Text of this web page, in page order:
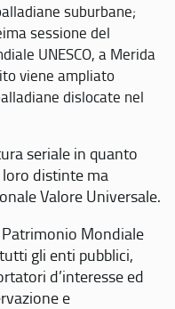
suburbane;
sessione del
UNESCO, a Merida
viene ampliato
dislocate nel
seriale in quanto
distinte ma
Valore Universale.
Mondiale
gli enti pubblici,
d’interesse ed
e